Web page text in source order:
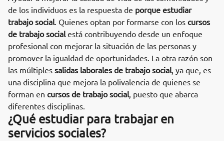
de los individuos es la respuesta de porque estudiar
trabajo social. Quienes optan por formarse con los cursos
de trabajo socialestá contribuyendo desde un enfoque
profesional con mejorar la situación de las personas y
promover la igualdad de oportunidades. La otra razón son
las múltiples salidas laborales de trabajo social, ya que, es
una disciplina que mejora la polivalencia de quienes se
forman en cursos de trabajo social, puesto que abarca
diferentes disciplinas.
¿Qué estudiar para trabajar en
servicios sociales?